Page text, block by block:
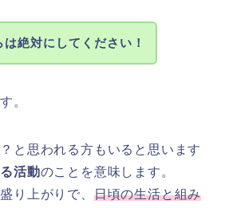
は絶対にしてください！
。
と思われる方もいると思います
活動のことを意味します。
り上がりで、 日頃の生活と組み